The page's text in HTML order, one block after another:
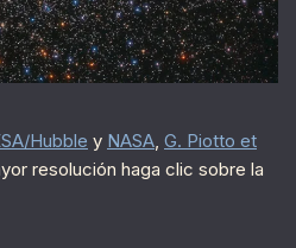
Hubble y NASA, G. Piotto et
resolución haga clic sobre la